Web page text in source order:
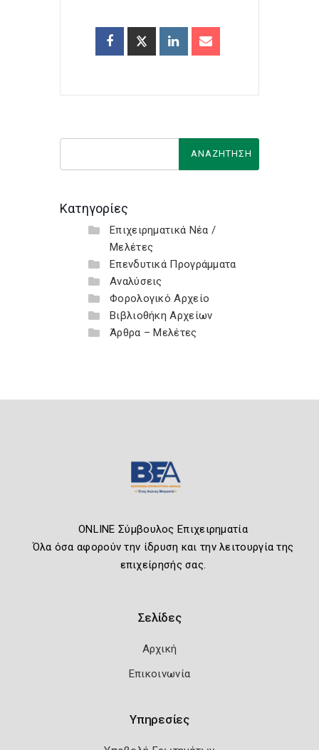
Κατηγορίες
Επιχειρηματικά Νέα /
Μελέτες
Επενδυτικά Προγράμματα
Αναλύσεις
Φορολογικό Αρχείο
Βιβλιοθήκη Αρχείων
Άρθρα – Μελέτες
ONLINE Σύμβουλος Επιχειρηματία
Όλα όσα αφορούν την ίδρυση και την λειτουργία της
επιχείρησής σας.
Σελίδες
Αρχική
Επικοινωνία
Υπηρεσίες